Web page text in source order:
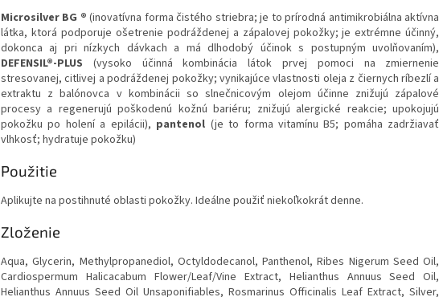
Microsilver BG ® (inovatívna forma čistého striebra; je to prírodná antimikrobiálna aktívna
látka, ktorá podporuje ošetrenie podráždenej a zápalovej pokožky; je extrémne účinný,
dokonca aj pri nízkych dávkach a má dlhodobý účinok s postupným uvolňovaním),
DEFENSIL®-PLUS (vysoko účinná kombinácia látok prvej pomoci na zmiernenie
stresovanej, citlivej a podráždenej pokožky; vynikajúce vlastnosti oleja z čiernych ríbezlí a
extraktu z balónovca v kombinácii so slnečnicovým olejom účinne znižujú zápalové
procesy a regenerujú poškodenú kožnú bariéru; znižujú alergické reakcie; upokojujú
pokožku po holení a epilácii), pantenol (je to forma vitamínu B5; pomáha zadržiavať
vlhkosť; hydratuje pokožku)
Použitie
Aplikujte na postihnuté oblasti pokožky. Ideálne použiť niekoľkokrát denne.
Zloženie
Aqua, Glycerin, Methylpropanediol, Octyldodecanol, Panthenol, Ribes Nigerum Seed Oil,
Cardiospermum Halicacabum Flower/Leaf/Vine Extract, Helianthus Annuus Seed Oil,
Helianthus Annuus Seed Oil Unsaponifiables, Rosmarinus Officinalis Leaf Extract, Silver,